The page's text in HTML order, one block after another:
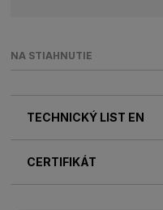
NA STIAHNUTIE
TECHNICKÝ LIST EN
CERTIFIKÁT